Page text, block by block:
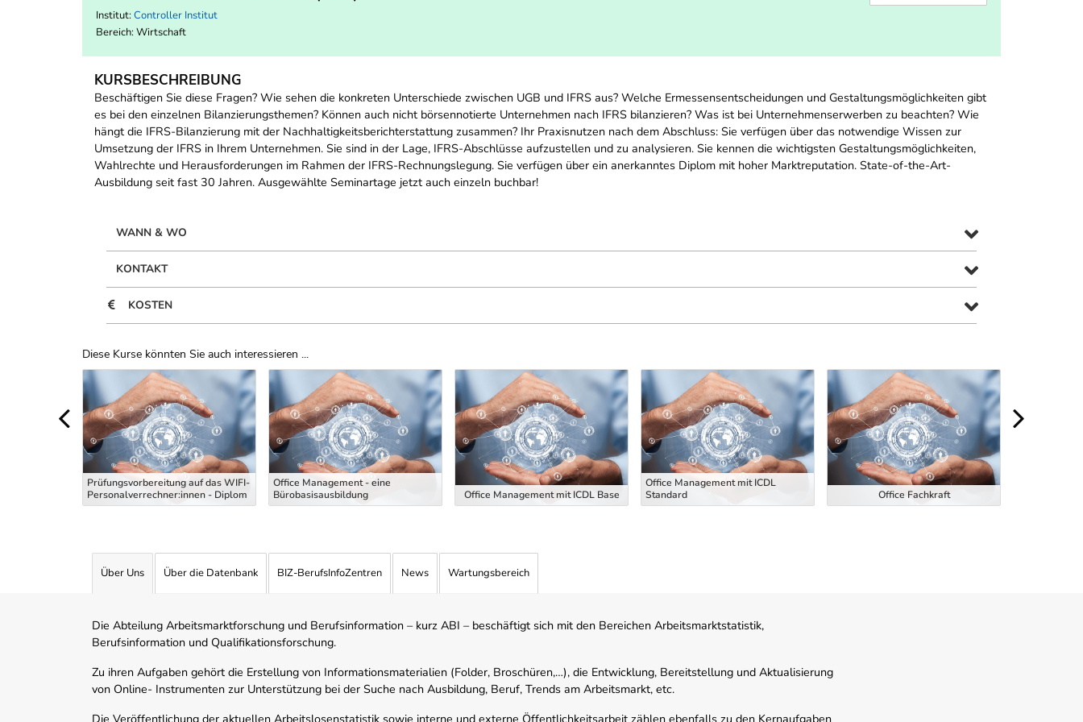
Institut: Controller Institut
Bereich: Wirtschaft
KURSBESCHREIBUNG
Beschäftigen Sie diese Fragen? Wie sehen die konkreten Unterschiede zwischen UGB und IFRS aus? Welche Ermessensentscheidungen und Gestaltungsmöglichkeiten gibt
es bei den einzelnen Bilanzierungsthemen? Können auch nicht börsennotierte Unternehmen nach IFRS bilanzieren? Was ist bei Unternehmenserwerben zu beachten? Wie
hängt die IFRS-Bilanzierung mit der Nachhaltigkeitsberichterstattung zusammen? Ihr Praxisnutzen nach dem Abschluss: Sie verfügen über das notwendige Wissen zur
Umsetzung der IFRS in Ihrem Unternehmen. Sie sind in der Lage, IFRS-Abschlüsse aufzustellen und zu analysieren. Sie kennen die wichtigsten Gestaltungsmöglichkeiten,
Wahlrechte und Herausforderungen im Rahmen der IFRS-Rechnungslegung. Sie verfügen über ein anerkanntes Diplom mit hoher Marktreputation. State-of-the-Art-
Ausbildung seit fast 30 Jahren. Ausgewählte Seminartage jetzt auch einzeln buchbar!
WANN & WO
KONTAKT
KOSTEN
Diese Kurse könnten Sie auch interessieren ...
Uber Weiterbildungsvorschläge
Prüfungsvorbereitung auf das WIFI-
Personalverrechner:innen - Diplom
Office Management - eine
Bürobasisausbildung
Office Management mit ICDL Base
Office Management mit ICDL
Standard
Office Fachkraft
Über Uns Über die Datenbank BIZ-BerufsInfoZentren News Wartungsbereich
Die Abteilung Arbeitsmarktforschung und Berufsinformation – kurz ABI – beschäftigt sich mit den Bereichen Arbeitsmarktstatistik,
Berufsinformation und Qualifikationsforschung.
Zu ihren Aufgaben gehört die Erstellung von Informationsmaterialien (Folder, Broschüren,…), die Entwicklung, Bereitstellung und Aktualisierung
von Online- Instrumenten zur Unterstützung bei der Suche nach Ausbildung, Beruf, Trends am Arbeitsmarkt, etc.